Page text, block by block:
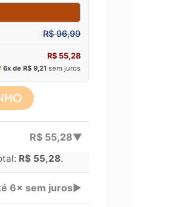
Lucre até
por
R$ 55,28▶
R$ 55,28.
6× sem juros▶